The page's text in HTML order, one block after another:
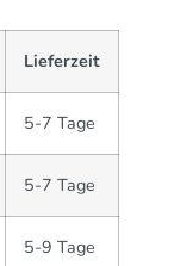
Lieferzeit
5-7 Tage
5-7 Tage
5-9 Tage